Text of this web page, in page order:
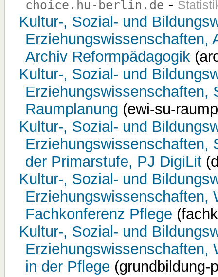
choice.hu-berlin.de -
Kultur-, Sozial- und
Erziehungswissenschaften,
Archiv Reformpädagogik
Kultur-, Sozial- und
Erziehungswissenschaften,
Raumplanung (ewi-su-
Kultur-, Sozial- und
Erziehungswissenschaften,
der Primarstufe, PJ DigiLit
Kultur-, Sozial- und
Erziehungswissenschaften,
Fachkonferenz Pflege
Kultur-, Sozial- und
Erziehungswissenschaften,
in der Pflege (grundbildung-